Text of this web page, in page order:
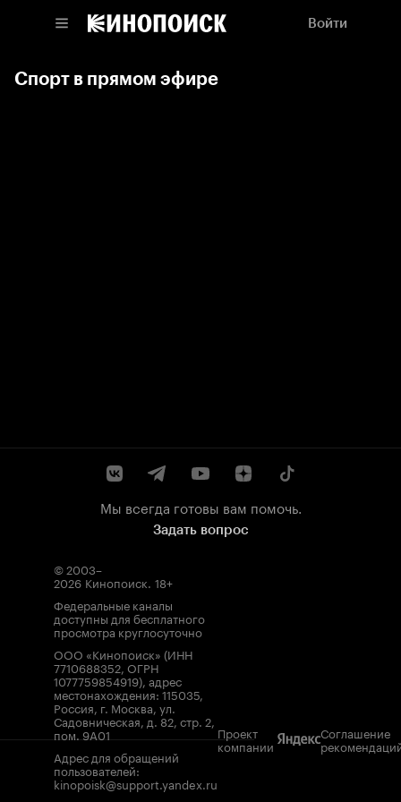
Войти
Спорт в прямом эфире
Мы всегда готовы вам помочь.
Задать вопрос
© 2003–
2026 Кинопоиск. 18+
Федеральные каналы
доступны для бесплатного
просмотра круглосуточно
ООО «Кинопоиск» (ИНН
7710688352, ОГРН
1077759854919), адрес
местонахождения: 115035,
Россия, г. Москва, ул.
Садовническая, д. 82, стр. 2,
пом. 9А01
Адрес для обращений
пользователей:
kinopoisk@support.yandex.ru
Проект
компании
Соглашение